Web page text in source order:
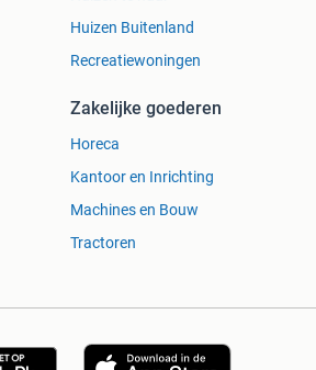
Huizen Buitenland
Recreatiewoningen
Zakelijke goederen
Horeca
Kantoor en Inrichting
Machines en Bouw
Tractoren